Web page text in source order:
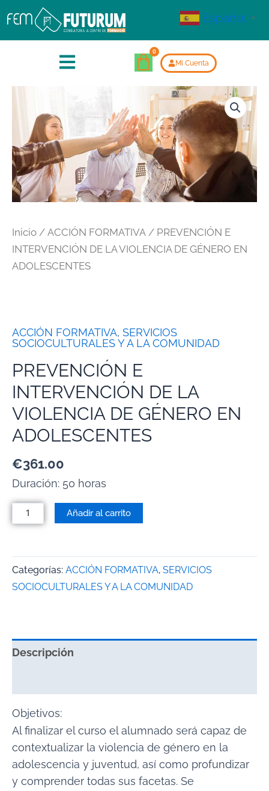
Mi Cuenta
Inicio / ACCIÓN FORMATIVA / PREVENCIÓN E
INTERVENCIÓN DE LA VIOLENCIA DE GÉNERO EN
ADOLESCENTES
ACCIÓN FORMATIVA, SERVICIOS
SOCIOCULTURALES Y A LA COMUNIDAD
PREVENCIÓN E
INTERVENCIÓN DE LA
VIOLENCIA DE GÉNERO EN
ADOLESCENTES
€361.00
Duración: 50 horas
Añadir al carrito
Categorías: ACCIÓN FORMATIVA, SERVICIOS
SOCIOCULTURALES Y A LA COMUNIDAD
Descripción
Objetivos:
Al finalizar el curso el alumnado será capaz de
contextualizar la violencia de género en la
adolescencia y juventud, así como profundizar
y comprender todas sus facetas. Se
Español ▼